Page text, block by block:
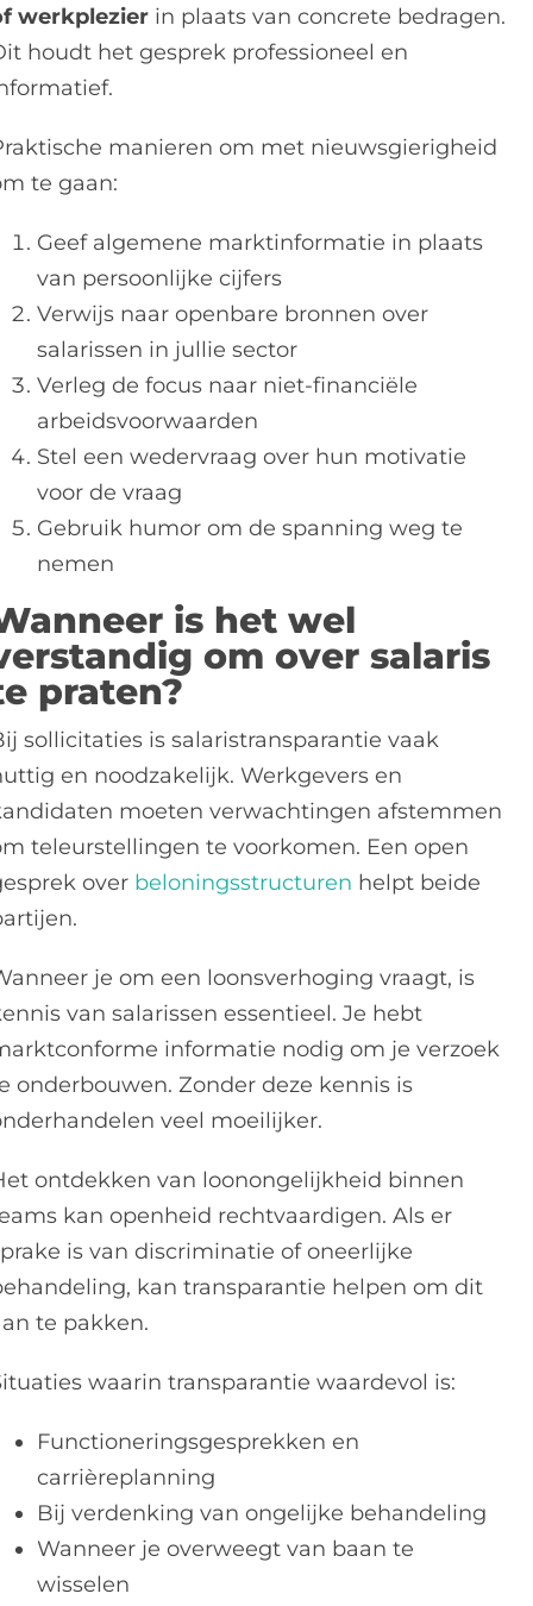
werkplezier in plaats van concrete bedragen.
houdt het gesprek professioneel en
manieren om met nieuwsgierigheid
te gaan:
Geef algemene marktinformatie in plaats
van persoonlijke cijfers
Verwijs naar openbare bronnen over
salarissen in jullie sector
Verleg de focus naar niet-financiële
arbeidsvoorwaarden
Stel een wedervraag over hun motivatie
voor de vraag
Gebruik humor om de spanning weg te
nemen
is het wel
om over salaris
praten?
sollicitaties is salaristransparantie vaak
en noodzakelijk. Werkgevers en
moeten verwachtingen afstemmen
teleurstellingen te voorkomen. Een open
over beloningsstructuren helpt beide
je om een loonsverhoging vraagt, is
van salarissen essentieel. Je hebt
informatie nodig om je verzoek
onderbouwen. Zonder deze kennis is
veel moeilijker.
ontdekken van loonongelijkheid binnen
kan openheid rechtvaardigen. Als er
is van discriminatie of oneerlijke
kan transparantie helpen om dit
te pakken.
waarin transparantie waardevol is:
Functioneringsgesprekken en
carrièreplanning
Bij verdenking van ongelijke behandeling
Wanneer je overweegt van baan te
wisselen